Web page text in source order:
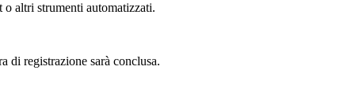
altri strumenti automatizzati.
di registrazione sarà conclusa.